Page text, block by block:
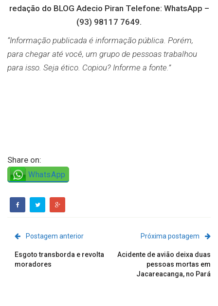
redação do BLOG Adecio Piran Telefone: WhatsApp –
(93) 98117 7649.
“Informação publicada é informação pública. Porém,
para chegar até você, um grupo de pessoas trabalhou
para isso. Seja ético. Copiou? Informe a fonte.”
Share on:
WhatsApp
Postagem anterior
Esgoto transborda e revolta
moradores
Próxima postagem
Acidente de avião deixa duas
pessoas mortas em
Jacareacanga, no Pará